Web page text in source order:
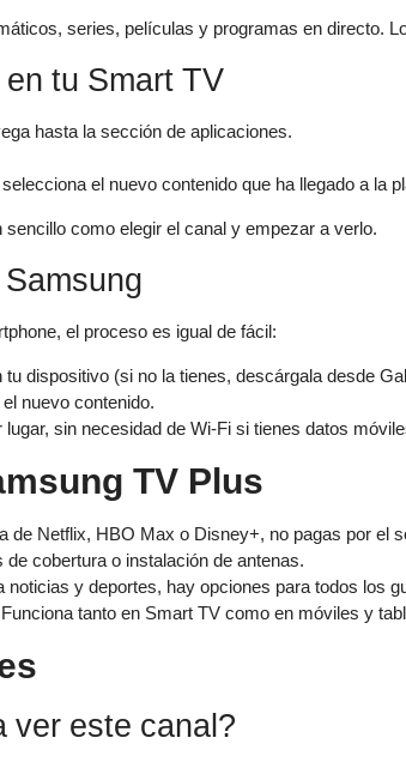
series, películas y programas en directo.
tu Smart TV
hasta la sección de aplicaciones.
el nuevo contenido que ha llegado a la
como elegir el canal y empezar a verlo.
el proceso es igual de fácil:
tu dispositivo (si no la tienes, descárgala desde
nuevo contenido.
sin necesidad de Wi-Fi si tienes datos
TV Plus
de Netflix, HBO Max o Disney+, no pagas por el
cobertura o instalación de antenas.
noticias y deportes, hay opciones para todos los
tanto en Smart TV como en móviles y
ver este canal?